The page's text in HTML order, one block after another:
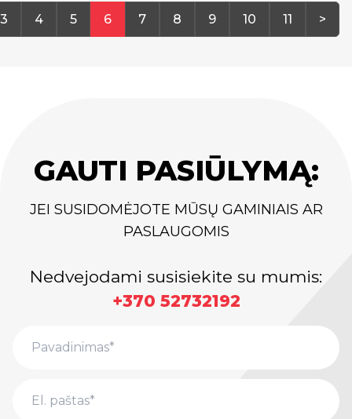
3 4 5 6 7 8 9 10 11 >
GAUTI PASIŪLYMĄ:
JEI SUSIDOMĖJOTE MŪSŲ GAMINIAIS AR
PASLAUGOMIS
Nedvejodami susisiekite su mumis:
+370 52732192